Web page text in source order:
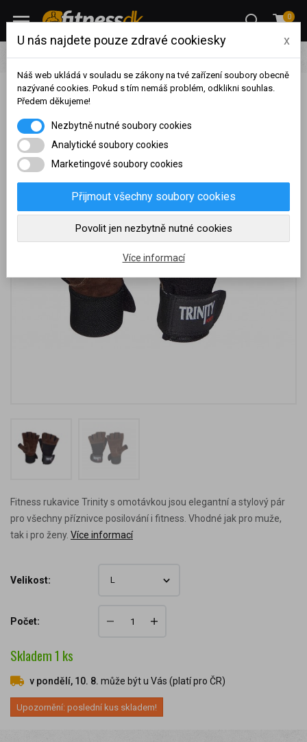
0
Doplňky Rukavice Fitness Rukavice Trinity s omotávkou
Fitness Rukavice Trinity s omotávkou
Fitness rukavice Trinity s omotávkou jsou elegantní a stylový pár
pro všechny příznivce posilování i fitness. Vhodné jak pro muže,
tak i pro ženy. Více informací
Velikost:
Počet:
Skladem1 ks
v pondělí, 10. 8. může být u Vás (platí pro ČR)
Upozornění: poslední kus skladem!
dosaženého obratu za
sledované období, byl váš
účet přeřazen do jiné
skupiny:
U nás najdete pouze zdravé cookiesky x
Náš web ukládá v souladu se zákony na tvé zařízení soubory obecně
nazývané cookies. Pokud s tím nemáš problém, odklikni souhlas.
Předem děkujeme!
Nezbytně nutné soubory cookies
Analytické soubory cookies
Marketingové soubory cookies
Přijmout všechny soubory cookies
Povolit jen nezbytně nutné cookies
Více informací